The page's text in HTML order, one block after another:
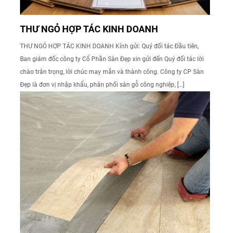
THƯ NGỎ HỢP TÁC KINH DOANH
THƯ NGỎ HỢP TÁC KINH DOANH Kính gửi: Quý đối tác Đầu tiên,
Ban giám đốc công ty Cổ Phần Sàn Đẹp xin gửi đến Quý đối tác lời
chào trân trọng, lời chúc may mắn và thành công. Công ty CP Sàn
Đẹp là đơn vị nhập khẩu, phân phối sàn gỗ công nghiệp, […]